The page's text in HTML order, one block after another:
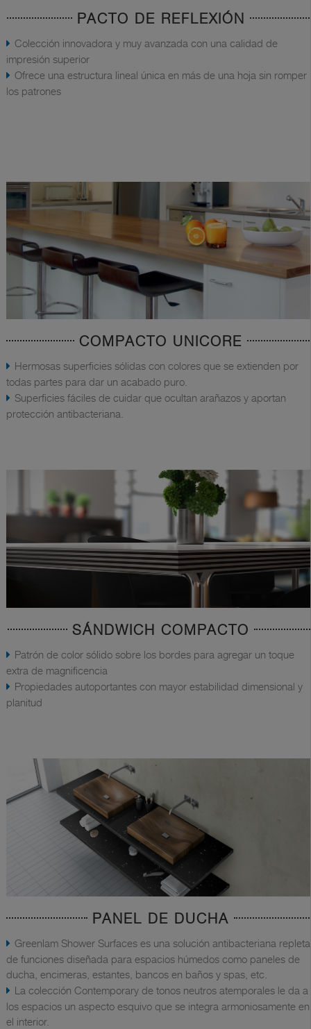
PACTO DE REFLEXIÓN
Colección innovadora y muy avanzada con una calidad de
impresión superior
Ofrece una estructura lineal única en más de una hoja sin romper
los patrones
COMPACTO UNICORE
Hermosas superficies sólidas con colores que se extienden por
todas partes para dar un acabado puro.
Superficies fáciles de cuidar que ocultan arañazos y aportan
protección antibacteriana.
SÁNDWICH COMPACTO
Patrón de color sólido sobre los bordes para agregar un toque
extra de magnificencia
Propiedades autoportantes con mayor estabilidad dimensional y
planitud
PANEL DE DUCHA
Greenlam Shower Surfaces es una solución antibacteriana repleta
de funciones diseñada para espacios húmedos como paneles de
ducha, encimeras, estantes, bancos en baños y spas, etc.
La colección Contemporary de tonos neutros atemporales le da a
los espacios un aspecto esquivo que se integra armoniosamente en
el interior.